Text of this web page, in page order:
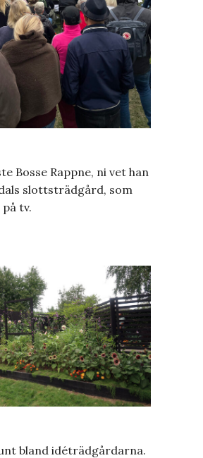
Bosse Rappne, ni vet han
slottsträdgård, som
tv.
bland idéträdgårdarna.